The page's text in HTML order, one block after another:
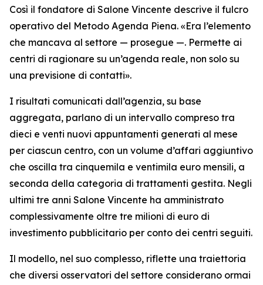
Così il fondatore di Salone Vincente descrive il fulcro
operativo del Metodo Agenda Piena. «Era l’elemento
che mancava al settore — prosegue —. Permette ai
centri di ragionare su un’agenda reale, non solo su
una previsione di contatti».
I risultati comunicati dall’agenzia, su base
aggregata, parlano di un intervallo compreso tra
dieci e venti nuovi appuntamenti generati al mese
per ciascun centro, con un volume d’affari aggiuntivo
che oscilla tra cinquemila e ventimila euro mensili, a
seconda della categoria di trattamenti gestita. Negli
ultimi tre anni Salone Vincente ha amministrato
complessivamente oltre tre milioni di euro di
investimento pubblicitario per conto dei centri seguiti.
Il modello, nel suo complesso, riflette una traiettoria
che diversi osservatori del settore considerano ormai